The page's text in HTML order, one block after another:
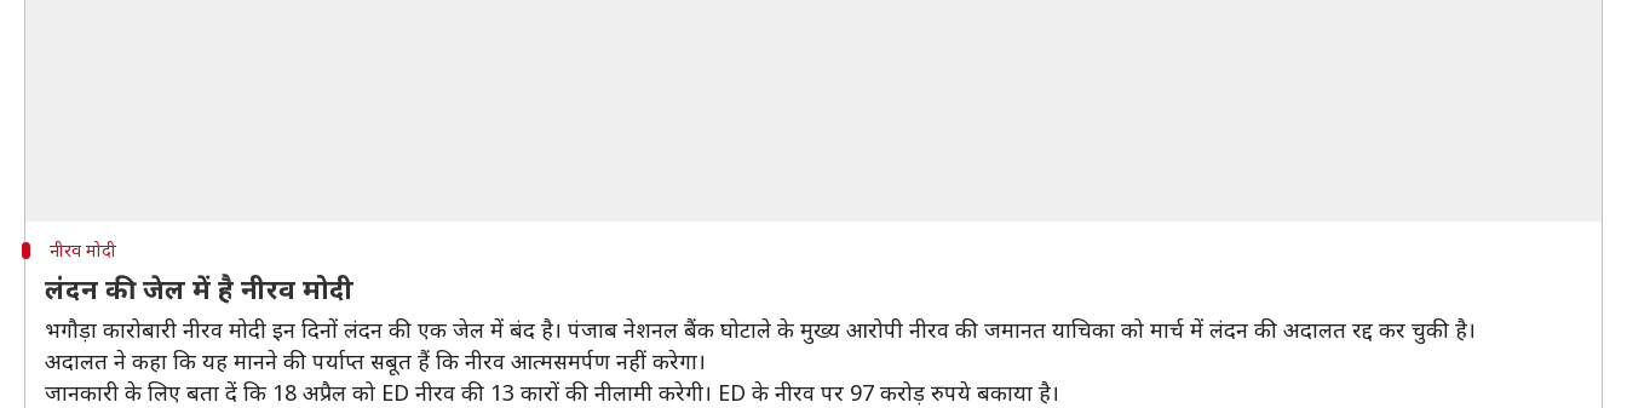
नीरव मोदी
लंदन की जेल में है नीरव मोदी
भगौड़ा कारोबारी नीरव मोदी इन दिनों लंदन की एक जेल में बंद है। पंजाब नेशनल बैंक घोटाले के मुख्य आरोपी नीरव की जमानत याचिका को मार्च में लंदन की अदालत रद्द कर चुकी है।
अदालत ने कहा कि यह मानने की पर्याप्त सबूत हैं कि नीरव आत्मसमर्पण नहीं करेगा।
जानकारी के लिए बता दें कि 18 अप्रैल को ED नीरव की 13 कारों की नीलामी करेगी। ED के नीरव पर 97 करोड़ रुपये बकाया है।